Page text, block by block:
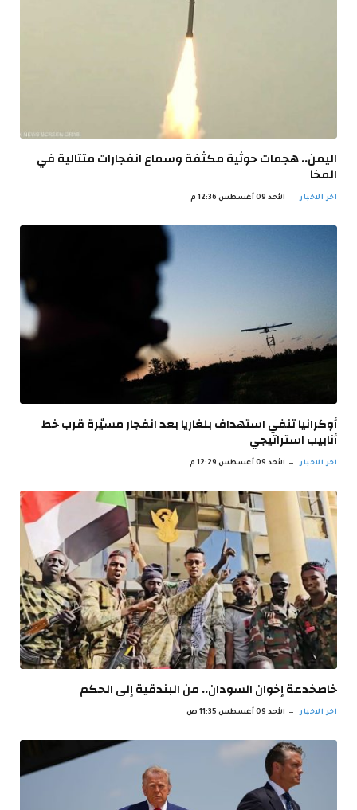
اليمن.. هجمات حوثية مكثفة وسماع انفجارات متتالية في
المخا
اخر الاخبار الأحد 09 أغسطس 12:36 م
أوكرانيا تنفي استهداف بلغاريا بعد انفجار مسيّرة قرب خط
أنابيب استراتيجي
اخر الاخبار الأحد 09 أغسطس 12:29 م
خاصخدعة إخوان السودان.. من البندقية إلى الحكم
اخر الاخبار الأحد 09 أغسطس 11:35 ص